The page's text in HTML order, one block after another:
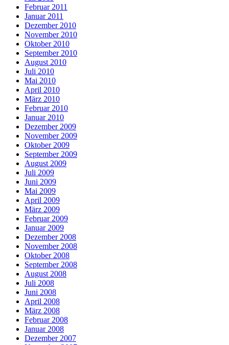
Februar 2011
Januar 2011
Dezember 2010
November 2010
Oktober 2010
September 2010
August 2010
Juli 2010
Mai 2010
April 2010
März 2010
Februar 2010
Januar 2010
Dezember 2009
November 2009
Oktober 2009
September 2009
August 2009
Juli 2009
Juni 2009
Mai 2009
April 2009
März 2009
Februar 2009
Januar 2009
Dezember 2008
November 2008
Oktober 2008
September 2008
August 2008
Juli 2008
Juni 2008
April 2008
März 2008
Februar 2008
Januar 2008
Dezember 2007